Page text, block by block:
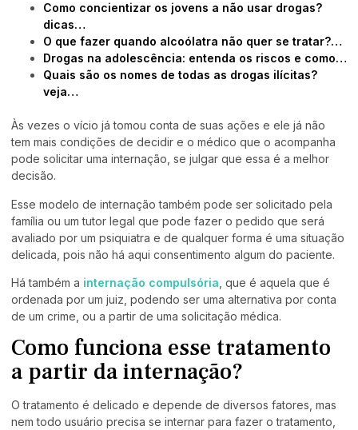
Como concientizar os jovens a não usar drogas?
dicas…
O que fazer quando alcoólatra não quer se tratar?…
Drogas na adolescência: entenda os riscos e como…
Quais são os nomes de todas as drogas ilícitas?
veja…
Às vezes o vício já tomou conta de suas ações e ele já não
tem mais condições de decidir e o médico que o acompanha
pode solicitar uma internação, se julgar que essa é a melhor
decisão.
Esse modelo de internação também pode ser solicitado pela
família ou um tutor legal que pode fazer o pedido que será
avaliado por um psiquiatra e de qualquer forma é uma situação
delicada, pois não há aqui consentimento algum do paciente.
Há também a internação compulsória , que é aquela que é
ordenada por um juiz, podendo ser uma alternativa por conta
de um crime, ou a partir de uma solicitação médica.
Como funciona esse tratamento
a partir da internação?
O tratamento é delicado e depende de diversos fatores, mas
nem todo usuário precisa se internar para fazer o tratamento,